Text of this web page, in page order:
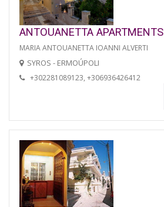
ANTOUANETTA APARTMENTS
MARIA ANTOUANETTA IOANNI ALVERTI
SYROS - ERMOÚPOLI
+302281089123, +306936426412